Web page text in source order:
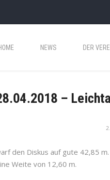
NEWS DER
–
den Diskus auf gute 42,85
Weite von 12,60 m.